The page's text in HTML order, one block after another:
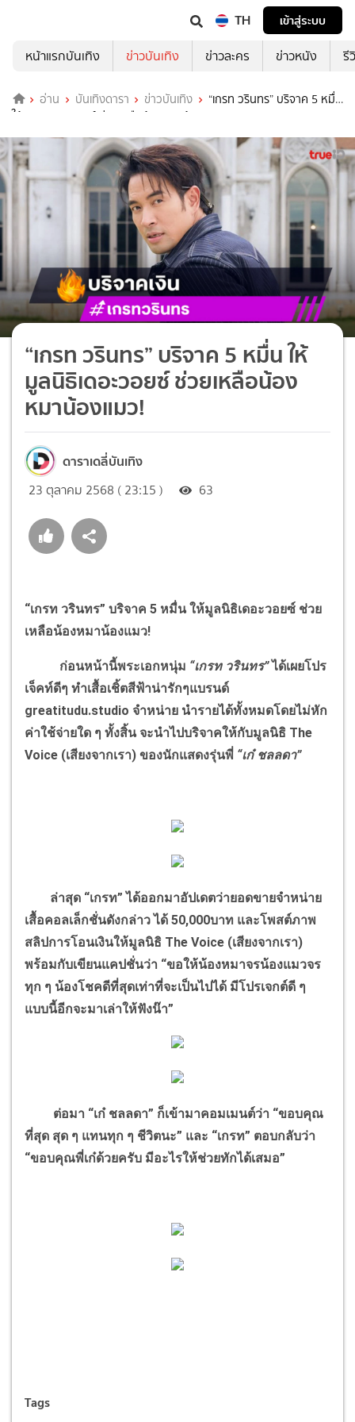
TH
เข้าสู่ระบบ
หน้าแรกบันเทิง
ข่าวบันเทิง ข่าวละคร ข่าวหนัง รี
อ่าน บันเทิงดารา ข่าวบันเทิง
“เกรท วรินทร” บริจาค 5 หมื่น
ให้มูลนิธิเดอะวอยซ์ ช่วยเหลือน้องหมาน้องแมว!
“เกรท วรินทร” บริจาค 5 หมื่น ให้
มูลนิธิเดอะวอยซ์ ช่วยเหลือน้อง
หมาน้องแมว!
ดาราเดลี่บันเทิง
23 ตุลาคม 2568 ( 23:15 ) 63
“เกรท วรินทร” บริจาค 5 หมื่น ให้มูลนิธิเดอะวอยซ์ ช่วย
เหลือน้องหมาน้องแมว!
ก่อนหน้านี้พระเอกหนุ่ม “เกรท วรินทร”ได้เผยโปร
เจ็คท์ดีๆ ทำเสื้อเชิ้ตสีฟ้าน่ารักๆแบรนด์
greatitudu.studio จำหน่าย นำรายได้ทั้งหมดโดยไม่หัก
ค่าใช้จ่ายใด ๆ ทั้งสิ้น จะนำไปบริจาคให้กับมูลนิธิ The
Voice (เสียงจากเรา) ของนักแสดงรุ่นพี่ “เก๋ ชลลดา”
ล่าสุด “เกรท” ได้ออกมาอัปเดตว่ายอดขายจำหน่าย
เสื้อคอลเล็กชั่นดังกล่าว ได้ 50,000บาท และโพสต์ภาพ
สลิปการโอนเงินให้มูลนิธิ The Voice (เสียงจากเรา)
พร้อมกับเขียนแคปชั่นว่า “ขอให้น้องหมาจรน้องแมวจร
ทุก ๆ น้องโชคดีที่สุดเท่าที่จะเป็นไปได้ มีโปรเจกต์ดี ๆ
แบบนี้อีกจะมาเล่าให้ฟังน๊า”
ต่อมา “เก๋ ชลลดา” ก็เข้ามาคอมเมนต์ว่า “ขอบคุณ
ที่สุด สุด ๆ แทนทุก ๆ ชีวิตนะ” และ “เกรท” ตอบกลับว่า
“ขอบคุณพี่เก๋ด้วยครับ มีอะไรให้ช่วยทักได้เสมอ”
Tags